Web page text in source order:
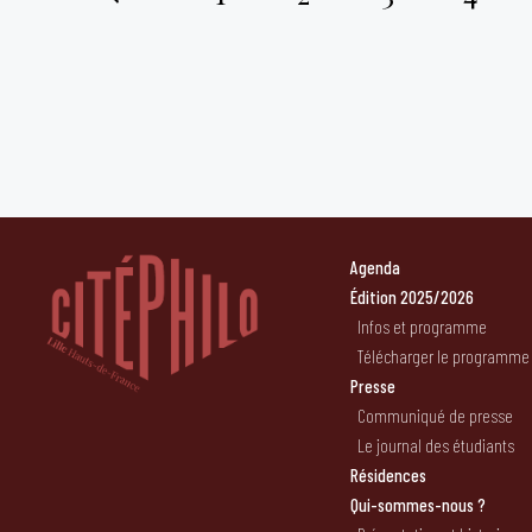
Agenda
Édition 2025/2026
Infos et programme
Télécharger le programme
Presse
Communiqué de presse
Le journal des étudiants
Résidences
Qui-sommes-nous ?